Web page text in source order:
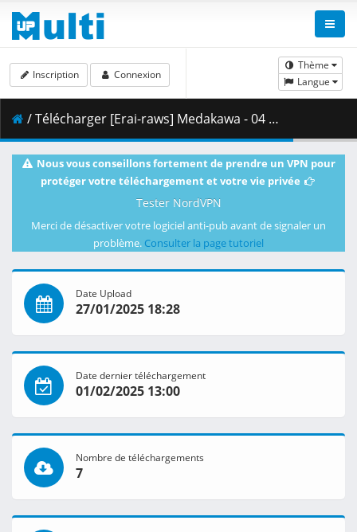
Thème
Langue
Inscription Connexion
/ Télécharger [Erai-raws] Medakawa - 04 [1080p CR WEB-DL AVC AAC][MultiSub][AB9DDE6F].mkv.003 ( 464.05 MB )
Nous vous conseillons fortement de prendre un VPN pour
protéger votre téléchargement et votre vie privée
Tester NordVPN
Merci de désactiver votre logiciel anti-pub avant de signaler un
problème. Consulter la page tutoriel
Date Upload
27/01/2025 18:28
Date dernier téléchargement
01/02/2025 13:00
Nombre de téléchargements
7